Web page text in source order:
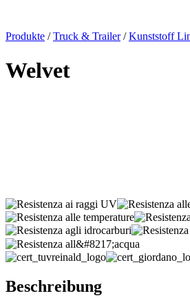
Produkte /Truck & Trailer/Kunststoff
Welvet
Beschreibung